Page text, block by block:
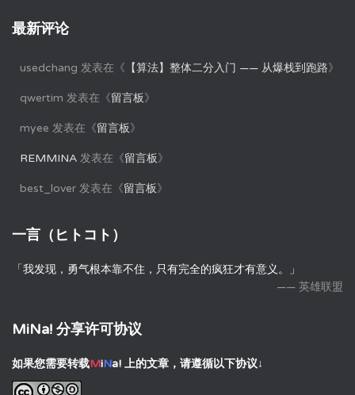
最新评论
usedchang 发表在《 【算法】整体二分入门 —— 从爆栈到跑路》
qwertim 发表在《留言板》
myee 发表在《留言板》
REMMINA 发表在《留言板》
best_lover 发表在《留言板》
一言（ヒトコト）
「我发现，勇气根本靠不住，只有完全的疯狂才有意义。」
—— 英雄联盟
MiNa! 分享许可协议
如果您需要转载MiNa! 上的文章，请遵循以下协议↓